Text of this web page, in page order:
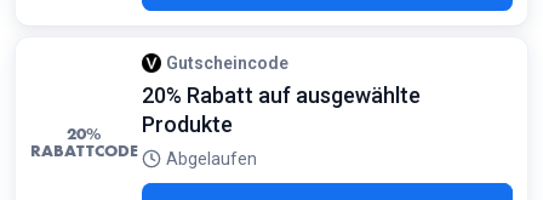
20%
RABATTCODE
Gutscheincode
20% Rabatt auf ausgewählte
Produkte
Abgelaufen